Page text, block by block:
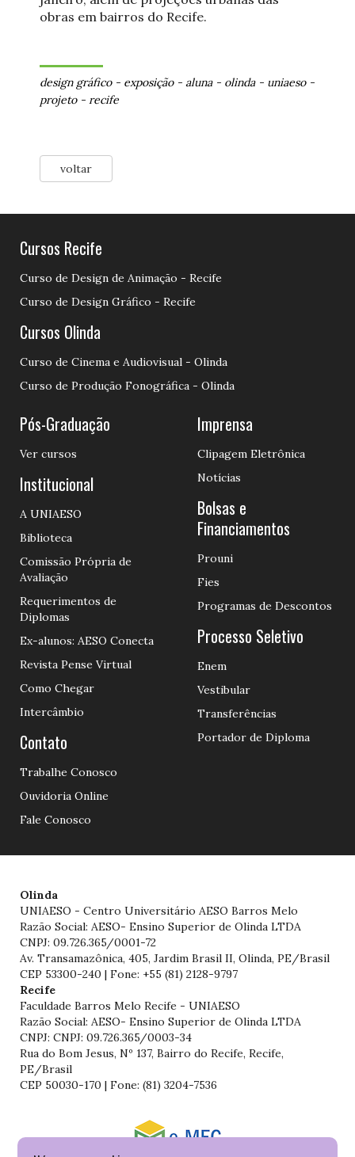
obras em bairros do Recife.
design gráfico- exposição- aluna- olinda- uniaeso-
projeto- recife
voltar
Cursos Recife
Curso de Design de Animação - Recife
Curso de Design Gráfico - Recife
Cursos Olinda
Curso de Cinema e Audiovisual - Olinda
Curso de Produção Fonográfica - Olinda
Pós-Graduação
Ver cursos
Institucional
A UNIAESO
Biblioteca
Comissão Própria de
Avaliação
Requerimentos de
Diplomas
Ex-alunos: AESO Conecta
Revista Pense Virtual
Como Chegar
Intercâmbio
Contato
Trabalhe Conosco
Ouvidoria Online
Fale Conosco
Imprensa
Clipagem Eletrônica
Notícias
Bolsas e
Financiamentos
Prouni
Fies
Programas de Descontos
Processo Seletivo
Enem
Vestibular
Transferências
Portador de Diploma
Olinda
UNIAESO - Centro Universitário AESO Barros Melo
Razão Social: AESO- Ensino Superior de Olinda LTDA
CNPJ: 09.726.365/0001-72
Av. Transamazônica, 405, Jardim Brasil II, Olinda, PE/Brasil
CEP 53300-240 | Fone: +55 (81) 2128-9797
Recife
Faculdade Barros Melo Recife - UNIAESO
Razão Social: AESO- Ensino Superior de Olinda LTDA
CNPJ: CNPJ: 09.726.365/0003-34
Rua do Bom Jesus, Nº 137, Bairro do Recife, Recife,
PE/Brasil
CEP 50030-170 | Fone: (81) 3204-7536